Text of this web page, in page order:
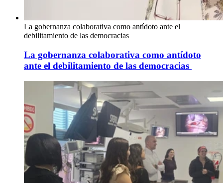
La gobernanza colaborativa como antídoto ante el
debilitamiento de las democracias
La gobernanza colaborativa como antídoto
ante el debilitamiento de las democracias